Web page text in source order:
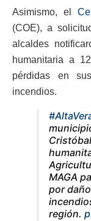
Asimismo, el
(COE), a
alcaldes
humanitaria a
pérdidas en
incendios.
MAGA
por
región.